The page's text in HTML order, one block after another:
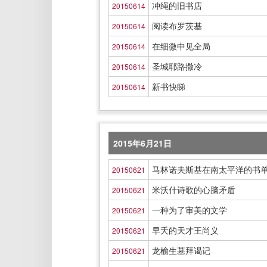
20150614 冲绳的旧书店
20150614 阅读布罗茨基
20150614 在细微中见全局
20150614 圣城耶路撒冷
20150614 新书快睇
2015年6月21日
20150621 马林诺夫斯基在南太平洋的书
20150621 米沃什诗歌的心脑矛盾
20150621 一种为了审美的文学
20150621 早夭的天才王尚义
20150621 龙榆生墓拜谒记